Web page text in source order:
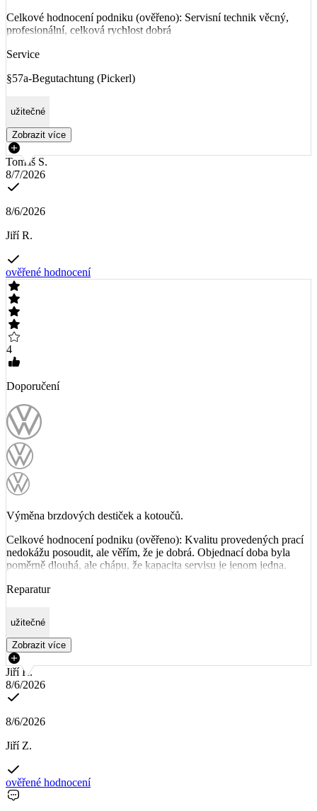
Celkové hodnocení podniku (ověřeno): Servisní technik věcný,
profesionální, celková rychlost dobrá
Service
§57a-Begutachtung (Pickerl)
užitečné
Zobrazit více
Tomáš S.
8/7/2026
8/6/2026
Jiří R.
ověřené hodnocení
4
Doporučení
Výměna brzdových destiček a kotoučů.
Celkové hodnocení podniku (ověřeno): Kvalitu provedených prací
nedokážu posoudit, ale věřím, že je dobrá. Objednací doba byla
poměrně dlouhá, ale chápu, že kapacita servisu je jenom jedna.
Reparatur
užitečné
Zobrazit více
Jiří R.
8/6/2026
8/6/2026
Jiří Z.
ověřené hodnocení